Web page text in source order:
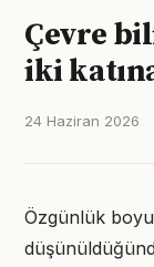
Çevre
iki
24 Haziran 2026
Özgünlük